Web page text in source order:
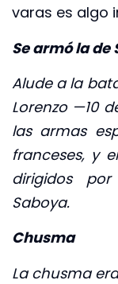
varas es algo
Se armó la de
Alude a la
Lorenzo —10
las armas
franceses, y
dirigidos
Saboya.
Chusma
La chusma